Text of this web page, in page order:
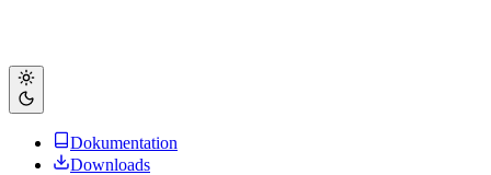
Dokumentation
Downloads